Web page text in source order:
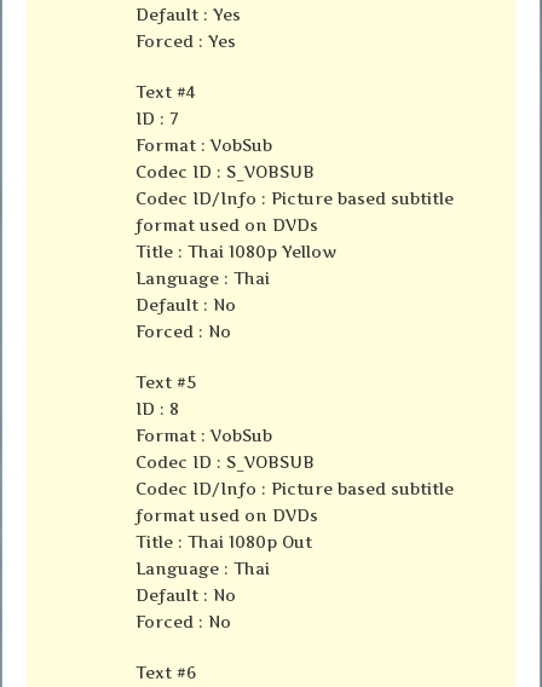
Default : Yes
Forced : Yes
Text #4
ID : 7
Format : VobSub
Codec ID : S_VOBSUB
Codec ID/Info : Picture based subtitle
format used on DVDs
Title : Thai 1080p Yellow
Language : Thai
Default : No
Forced : No
Text #5
ID : 8
Format : VobSub
Codec ID : S_VOBSUB
Codec ID/Info : Picture based subtitle
format used on DVDs
Title : Thai 1080p Out
Language : Thai
Default : No
Forced : No
Text #6